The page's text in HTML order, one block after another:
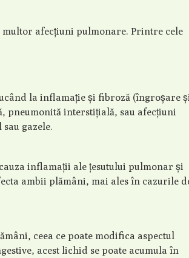
afecțiuni pulmonare. Printre cele
la inflamație și fibroză (îngroșare
pneumonită interstițială, sau afecțiuni
gazele.
inflamații ale țesutului pulmonar și
ambii plămâni, mai ales în cazurile
ceea ce poate modifica aspectul
acest lichid se poate acumula în